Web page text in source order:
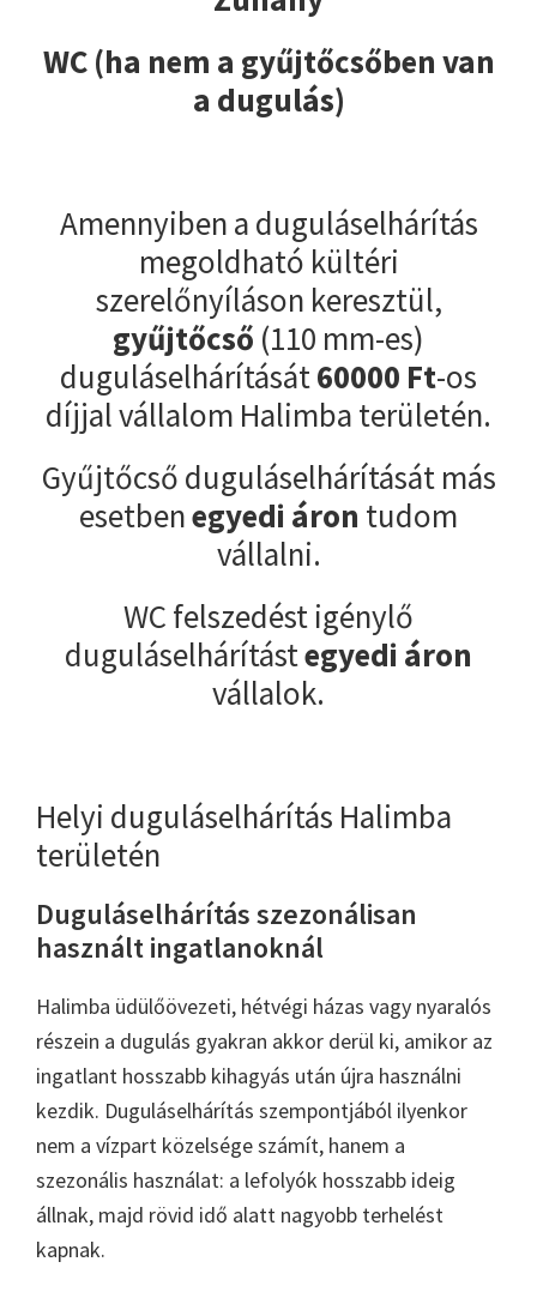
WC (ha nem a gyűjtőcsőben van
a dugulás)
Amennyiben a duguláselhárítás
megoldható kültéri
szerelőnyíláson keresztül,
gyűjtőcső (110 mm-es)
duguláselhárítását60000 Ft-os
díjjal vállalom Halimba területén.
Gyűjtőcső duguláselhárítását más
esetbenegyedi áron tudom
vállalni.
WC felszedést igénylő
duguláselhárítástegyedi áron
vállalok.
Helyi duguláselhárítás Halimba
területén
Duguláselhárítás szezonálisan
használt ingatlanoknál
Halimba üdülőövezeti, hétvégi házas vagy nyaralós
részein a dugulás gyakran akkor derül ki, amikor az
ingatlant hosszabb kihagyás után újra használni
kezdik. Duguláselhárítás szempontjából ilyenkor
nem a vízpart közelsége számít, hanem a
szezonális használat: a lefolyók hosszabb ideig
állnak, majd rövid idő alatt nagyobb terhelést
kapnak.